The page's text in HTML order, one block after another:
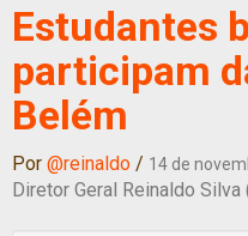
Estudantes
participam
Belém
Por @reinaldo / 14 de
Diretor Geral Reinaldo